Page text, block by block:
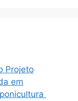
Projeto
em